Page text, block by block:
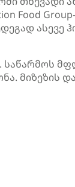
Food
ასევე
საწარმოს
მიზეზის